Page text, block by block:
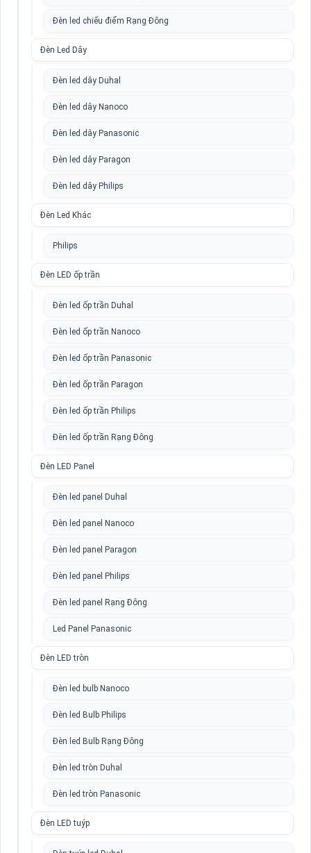
Đèn led chiếu điểm Rạng Đông
Đèn Led Dây
Đèn led dây Duhal
Đèn led dây Nanoco
Đèn led dây Panasonic
Đèn led dây Paragon
Đèn led dây Philips
Đèn Led Khác
Philips
Đèn LED ốp trần
Đèn led ốp trần Duhal
Đèn led ốp trần Nanoco
Đèn led ốp trần Panasonic
Đèn led ốp trần Paragon
Đèn led ốp trần Philips
Đèn led ốp trần Rạng Đông
Đèn LED Panel
Đèn led panel Duhal
Đèn led panel Nanoco
Đèn led panel Paragon
Đèn led panel Philips
Đèn led panel Rạng Đông
Led Panel Panasonic
Đèn LED tròn
Đèn led bulb Nanoco
Đèn led Bulb Philips
Đèn led Bulb Rạng Đông
Đèn led tròn Duhal
Đèn led tròn Panasonic
Đèn LED tuýp